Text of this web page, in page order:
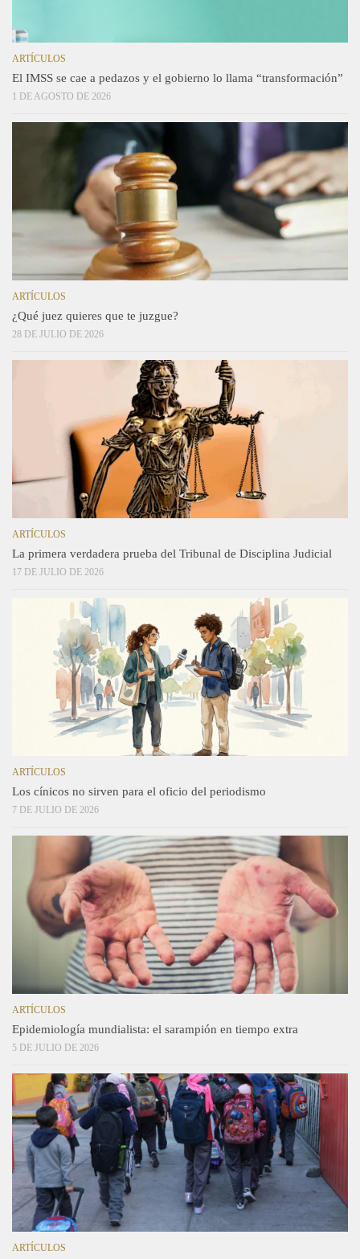
ARTÍCULOS
El IMSS se cae a pedazos y el gobierno lo llama “transformación”
1 DE AGOSTO DE 2026
ARTÍCULOS
¿Qué juez quieres que te juzgue?
28 DE JULIO DE 2026
ARTÍCULOS
La primera verdadera prueba del Tribunal de Disciplina Judicial
17 DE JULIO DE 2026
ARTÍCULOS
Los cínicos no sirven para el oficio del periodismo
7 DE JULIO DE 2026
ARTÍCULOS
Epidemiología mundialista: el sarampión en tiempo extra
5 DE JULIO DE 2026
ARTÍCULOS